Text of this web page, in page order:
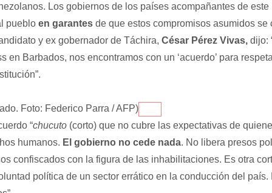
Los gobiernos de los países acompañantes de este
pueblo en garantes de que estos compromisos asumidos se
y ex gobernador de Táchira, César Pérez Vivas, dijo:
en Barbados, nos encontramos con un ‘acuerdo’ para
Foto: Federico Parra / AFP)
“chucuto (corto) que no cubre las expectativas de
humanos. El gobierno no cede nada. No libera presos
confiscados con la figura de las inhabilitaciones. Es otra
política de un sector errático en la conducción del país.